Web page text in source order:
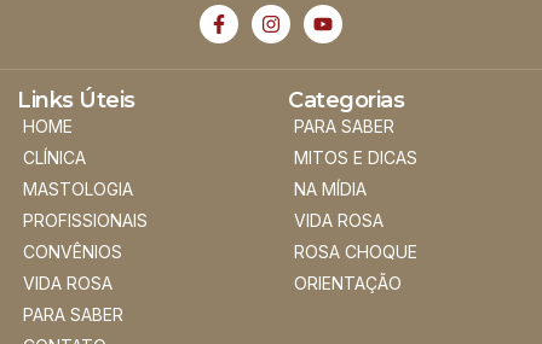
Links Úteis
HOME
CLÍNICA
MASTOLOGIA
PROFISSIONAIS
CONVÊNIOS
VIDA ROSA
PARA SABER
Categorias
PARA SABER
MITOS E DICAS
NA MÍDIA
VIDA ROSA
ROSA CHOQUE
ORIENTAÇÃO